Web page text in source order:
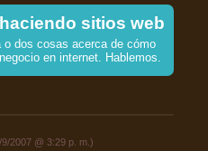
sitios web
o dos cosas acerca de cómo
en internet. Hablemos.
9/2007 @ 3:29 p. m.)